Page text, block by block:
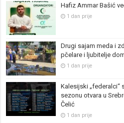
Hafiz Ammar Bašić
1 dan prije
Drugi sajam meda i
pčelare i ljubitelje
1 dan prije
Kalesijski „federalci“
sezonu otvara u
Čelić
1 dan prije